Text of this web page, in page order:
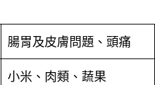
腸胃及皮膚問題、頭痛
小米、肉類、蔬果